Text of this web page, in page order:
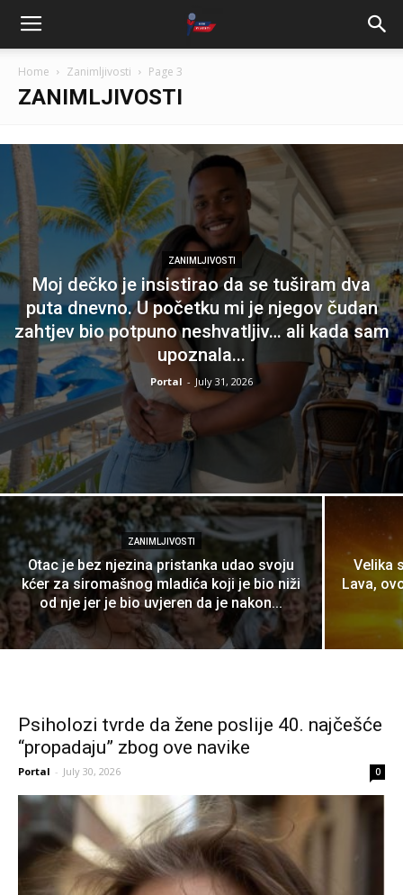
Home Zanimljivosti Page 3
ZANIMLJIVOSTI
ZANIMLJIVOSTI
Moj dečko je insistirao da se tuširam dva
puta dnevno. U početku mi je njegov čudan
zahtjev bio potpuno neshvatljiv… ali kada sam
upoznala...
Portal - July 31, 2026
ZANIMLJIVOSTI
Otac je bez njezina pristanka udao svoju
kćer za siromašnog mladića koji je bio niži
od nje jer je bio uvjeren da je nakon...
Velika
Lava,
Psiholozi tvrde da žene poslije 40. najčešće
“propadaju” zbog ove navike
Portal - July 30, 2026 0